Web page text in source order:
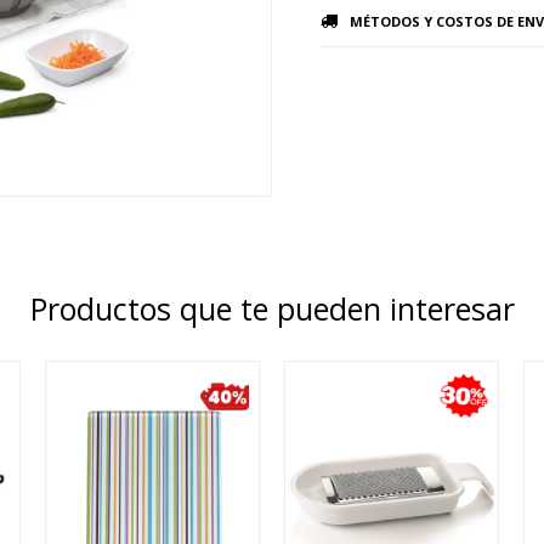
MÉTODOS Y COSTOS DE
Productos que te pueden interesar